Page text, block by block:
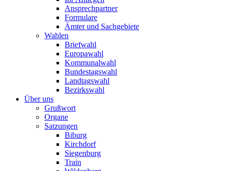
Ansprechpartner
Formulare
Ämter und Sachgebiete
Wahlen
Briefwahl
Europawahl
Kommunalwahl
Bundestagswahl
Landtagswahl
Bezirkswahl
Über uns
Grußwort
Organe
Satzungen
Biburg
Kirchdorf
Siegenburg
Train